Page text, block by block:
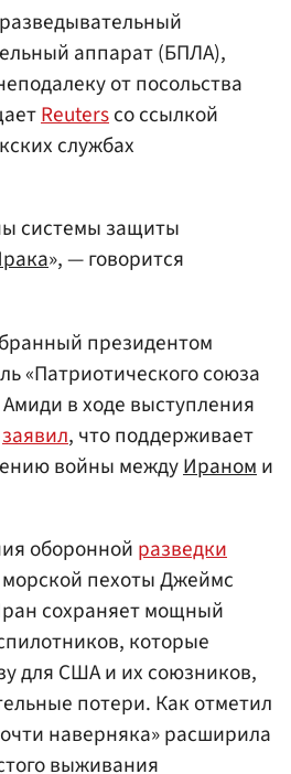
аппарат (БПЛА),
от посольства
Reutersсо ссылкой
службах
системы защиты
», — говорится
президентом
«Патриотического союза
в ходе выступления
заявил, что поддерживает
войны междуИраном и
оборонной разведки
пехоты Джеймс
сохраняет мощный
которые
для США и их союзников,
потери. Как отметил
наверняка» расширила
выживания